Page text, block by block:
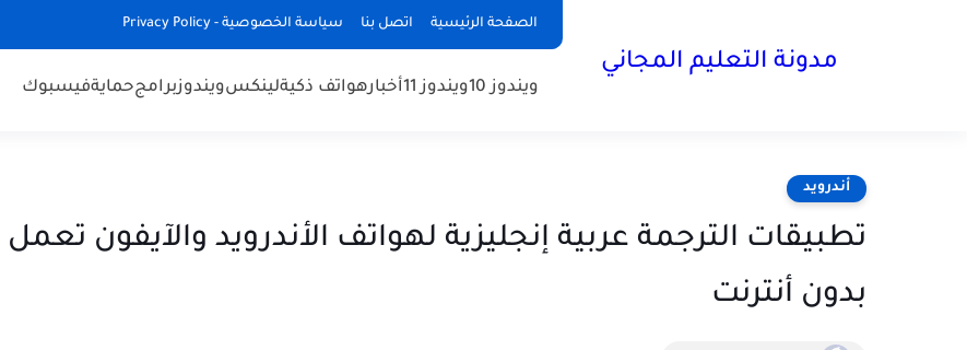
الصفحة الرئيسية اتصل بنا سياسة الخصوصية - Privacy Policy
مدونة التعليم المجاني
ويندوز 10 ويندوز 11 أخبارهواتف ذكيةلينكسويندوزبرامجحمايةفيسبوك
أندرويد
تطبيقات الترجمة عربية إنجليزية لهواتف الأندرويد والآيفون تعمل
بدون أنترنت